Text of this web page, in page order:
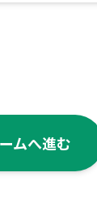
ムへ進む